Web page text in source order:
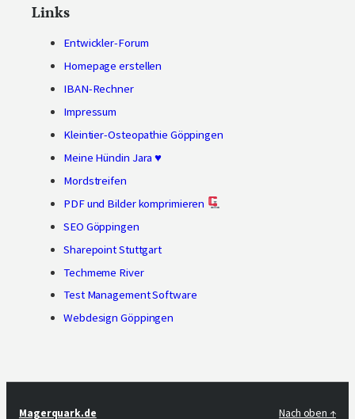
Links
Entwickler-Forum
Homepage erstellen
IBAN-Rechner
Impressum
Kleintier-Osteopathie Göppingen
Meine Hündin Jara ♥
Mordstreifen
PDF und Bilder komprimieren
SEO Göppingen
Sharepoint Stuttgart
Techmeme River
Test Management Software
Webdesign Göppingen
Magerquark.de Nach oben ↑